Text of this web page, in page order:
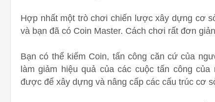
Hợp nhất một trò chơi chiến lược xây dựng cơ
và bạn đã có Coin Master. Cách chơi rất đơn
Bạn có thể kiếm Coin, tấn công căn cứ của
làm giảm hiệu quả của các cuộc tấn công
được để xây dựng và nâng cấp các cấu trúc cơ